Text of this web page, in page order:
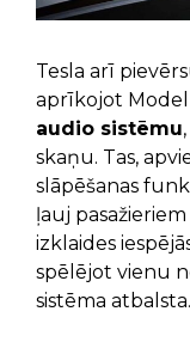
Tesla arī
aprīkojot Model
audio sistēmu
skaņu. Tas,
slāpēšanas
ļauj
izklaides
spēlējot vienu
sistēma atbalsta.